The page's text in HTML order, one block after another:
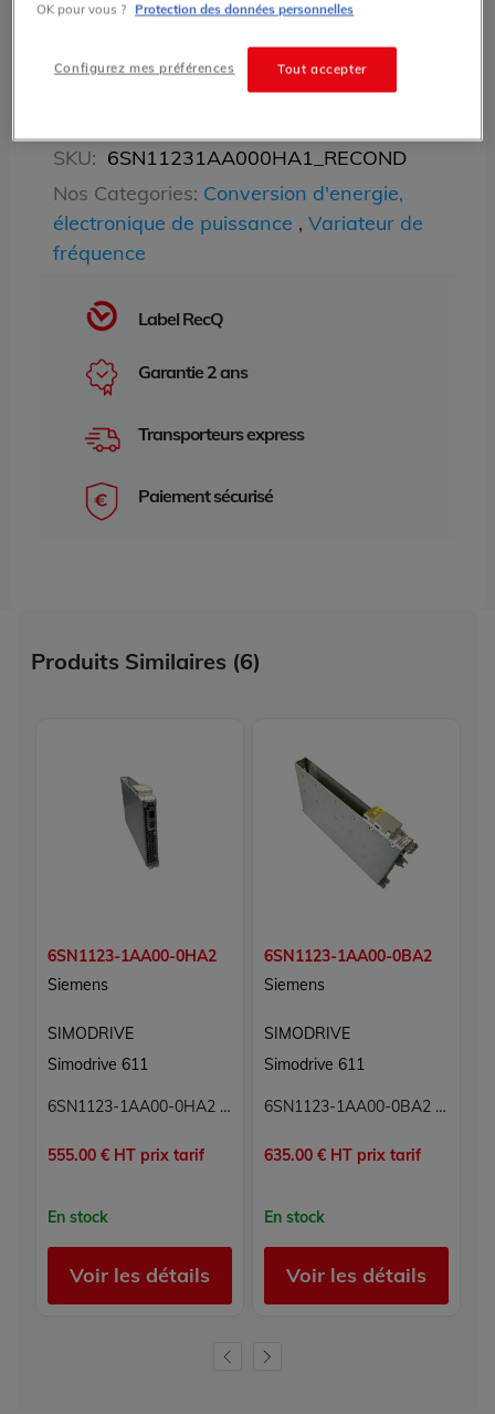
Besoin d'un devis
SKU: 6SN11231AA000HA1_RECOND
Nos Categories: Conversion d'energie,
électronique de puissance , Variateur de
fréquence
Label RecQ
Garantie 2 ans
Transporteurs express
Paiement sécurisé
Produits Similaires (6)
6SN1123-1AA00-0HA2
Siemens
SIMODRIVE
Simodrive 611
6SN1123-1AA00-0HA2 Module de puissance Simodrive Siemens
555.00 € HT prix tarif
En stock
Voir les détails
6SN1123-1AA00-0BA2
Siemens
SIMODRIVE
Simodrive 611
6SN1123-1AA00-0BA2 Module de puissance Simodrive Siemens
635.00 € HT prix tarif
En stock
Voir les détails
OK pour vous ? Protection des données personnelles
Tout accepter
Configurez mes préférences